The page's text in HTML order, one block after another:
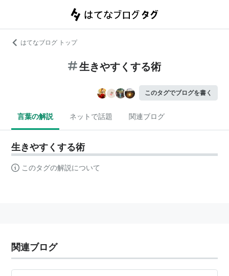
はてなブログ トップ
生きやすくする術
このタグでブログを書く
言葉の解説 ネットで話題 関連ブログ
生きやすくする術
このタグの解説について
関連ブログ